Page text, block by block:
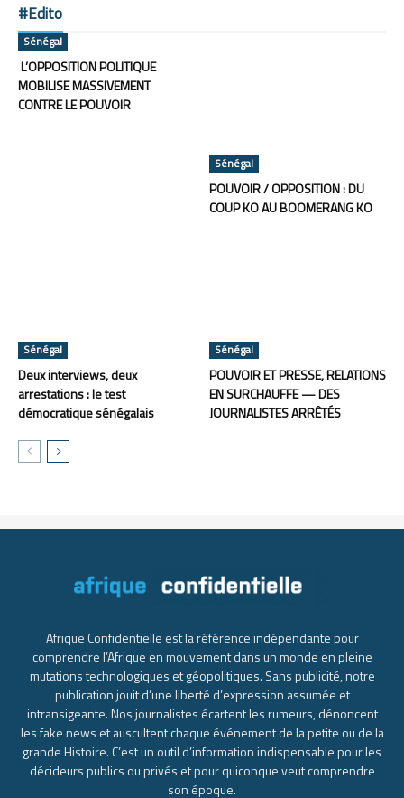
#Edito
Sénégal
L’OPPOSITION POLITIQUE
MOBILISE MASSIVEMENT
CONTRE LE POUVOIR
Sénégal
POUVOIR / OPPOSITION : DU
COUP KO AU BOOMERANG KO
Sénégal
Deux interviews, deux
arrestations : le test
démocratique sénégalais
Sénégal
POUVOIR ET PRESSE, RELATIONS
EN SURCHAUFFE — DES
JOURNALISTES ARRÊTÉS
Afrique Confidentielle est la référence indépendante pour
comprendre l’Afrique en mouvement dans un monde en pleine
mutations technologiques et géopolitiques. Sans publicité, notre
publication jouit d’une liberté d’expression assumée et
intransigeante. Nos journalistes écartent les rumeurs, dénoncent
les fake news et auscultent chaque événement de la petite ou de la
grande Histoire. C’est un outil d’information indispensable pour les
décideurs publics ou privés et pour quiconque veut comprendre
son époque.